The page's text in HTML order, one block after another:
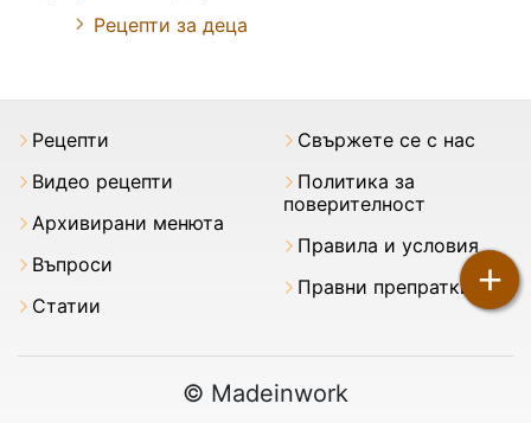
+
Рецепти за деца
Рецепти
Видео рецепти
Архивирани менюта
Въпроси
Статии
Свържете се с нас
Политика за
поверителност
Правила и условия
Правни препратки
© Madeinwork